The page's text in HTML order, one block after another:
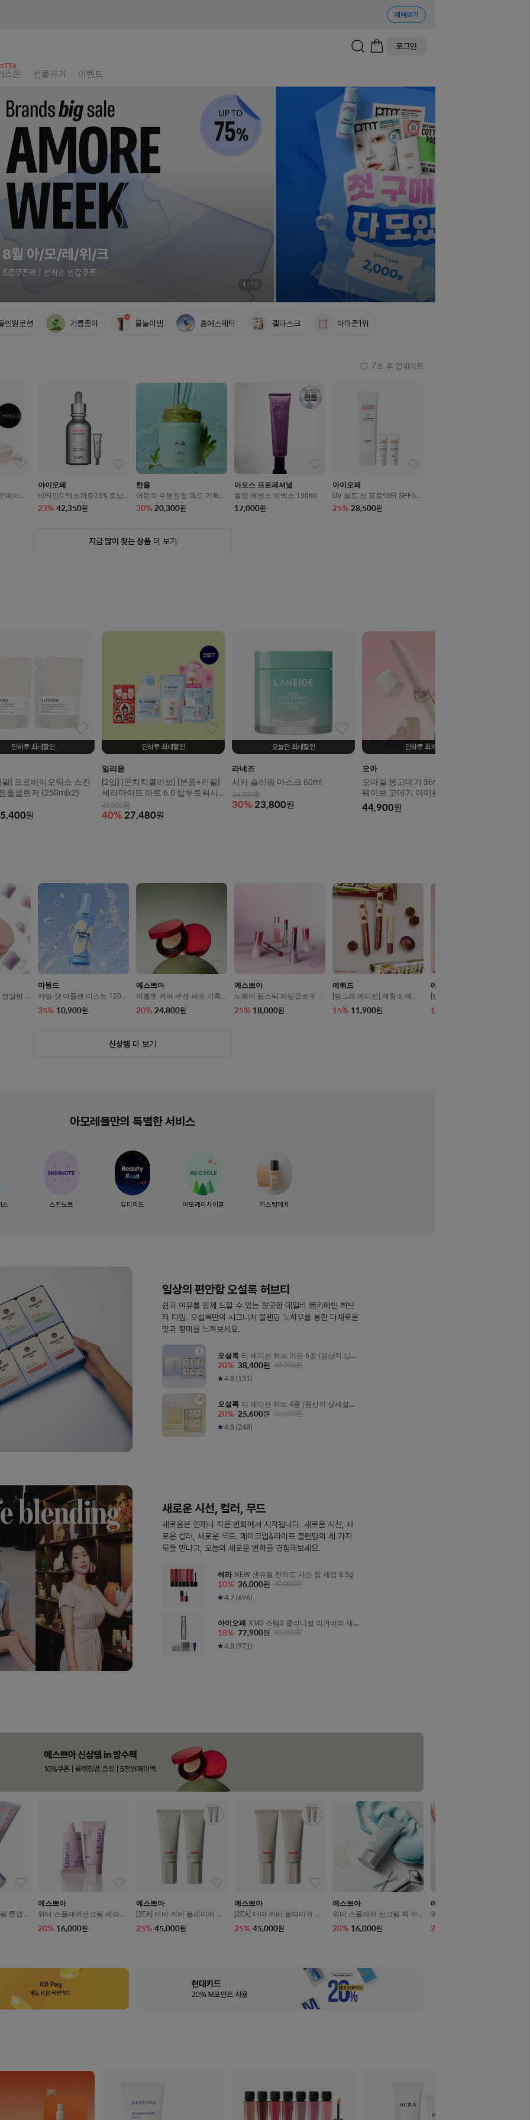
혜택보기
로그인
TEA
스온 선물하기 이벤트
2 / 16
8월 아/모/레/위/크
5종쿠폰팩 | 선착순 반값쿠폰
설화수, 데일리 리추얼
17%쿠폰 | 자음생3종&5천P페이백
올여름 헤라 베이스 루틴
10%쿠폰 | 폼&오일증정 | 샘플픽
카밍 샷 아줄렌 미스트
런칭특가 10,900원 | 앰플 증정
전문기관 시너지템 특집
최대 25% | 6종키트&5천P페이백
커버 톡 컨실러 팟 출시
컨실러 브러쉬 증정 | 5천원페이백
첫단계 장벽토너 장벽보습
5%쿠폰 | 캡슐토너&클렌징폼 증정
여름철 열감잡는 청량수분
최대37%| 5종키트&메쉬파우치 증정
프리메라 홈케어 겔마스크
7%쿠폰 | 굿즈 샘플픽 | 멤플쿠폰
라네즈 네오쿠션&클렌징
최대 40%| BEST 3종키트 증정
메타그린 바디리셋 챌린지
5%쿠폰 | 메타그린키트&1만P페이백
일리윤, 바캉스 케어
10%쿠폰| 아토3종키트&5천원페이백
아모레몰 E등급 GIFT
풋크림&괄사 + 1만원 기프트카드
여름의 무드 그대로
롤리타렘피카, 최대 75%OFF
8월 아/모/레/위/크
5종쿠폰팩 | 선착순 반값쿠폰
설화수, 데일리 리추얼
17%쿠폰 | 자음생3종&5천P페이백
올여름 헤라 베이스 루틴
10%쿠폰 | 폼&오일증정 | 샘플픽
카밍 샷 아줄렌 미스트
런칭특가 10,900원 | 앰플 증정
전문기관 시너지템 특집
최대 25% | 6종키트&5천P페이백
커버 톡 컨실러 팟 출시
컨실러 브러쉬 증정 | 5천원페이백
첫단계 장벽토너 장벽보습
5%쿠폰 | 캡슐토너&클렌징폼 증정
여름철 열감잡는 청량수분
최대37%| 5종키트&메쉬파우치 증정
프리메라 홈케어 겔마스크
7%쿠폰 | 굿즈 샘플픽 | 멤플쿠폰
라네즈 네오쿠션&클렌징
최대 40%| BEST 3종키트 증정
메타그린 바디리셋 챌린지
5%쿠폰 | 메타그린키트&1만P페이백
일리윤, 바캉스 케어
10%쿠폰| 아토3종키트&5천원페이백
아모레몰 E등급 GIFT
풋크림&괄사 + 1만원 기프트카드
여름의 무드 그대로
롤리타렘피카, 최대 75%OFF
8월 아/모/레/위/크
5종쿠폰팩 | 선착순 반값쿠폰
설화수, 데일리 리추얼
17%쿠폰 | 자음생3종&5천P페이백
올여름 헤라 베이스 루틴
10%쿠폰 | 폼&오일증정 | 샘플픽
카밍 샷 아줄렌 미스트
런칭특가 10,900원 | 앰플 증정
전문기관 시너지템 특집
최대 25% | 6종키트&5천P페이백
커버 톡 컨실러 팟 출시
컨실러 브러쉬 증정 | 5천원페이백
첫단계 장벽토너 장벽보습
5%쿠폰 | 캡슐토너&클렌징폼 증정
여름철 열감잡는 청량수분
최대37%| 5종키트&메쉬파우치 증정
프리메라 홈케어 겔마스크
7%쿠폰 | 굿즈 샘플픽 | 멤플쿠폰
라네즈 네오쿠션&클렌징
최대 40%| BEST 3종키트 증정
메타그린 바디리셋 챌린지
5%쿠폰 | 메타그린키트&1만P페이백
일리윤, 바캉스 케어
10%쿠폰| 아토3종키트&5천원페이백
아모레몰 E등급 GIFT
풋크림&괄사 + 1만원 기프트카드
여름의 무드 그대로
롤리타렘피카, 최대 75%OFF
인원로션 기름종이 물놀이템 홈에스테틱 겔마스크 아마존1위
6초 후 업데이트
데이션
아이오페
비타민C 엑스퍼트25% 토닝
앰플 23ml
23% 42,350원
한율
어린쑥 수분진정 패드 기획세
트 60매
30% 20,300원
아모스 프로페셔널
컬링 에센스 이엑스 150ml
17,000원
아이오페
UV 쉴드 선 프로텍터 SPF50
+/PA++++ 50ml
25% 28,500원
지금 많이 찾는 상품 더 보기
단하루 최대할인
] 프로바이오틱스 스킨
틀클렌저 (250mlx2)
원
단하루 최대할인
일리윤
[2입] [몬치치콜라보] [본품+리필]
세라마이드 아토 6.0 탑투토워시
(500ml+500ml)x2
45,800원
40% 27,480원
오늘만 최대할인
라네즈
시카 슬리핑 마스크 60ml
34,000원
30% 23,800원
단하루 최저가
오아
오마컬 봉고데기 36mm&40mm
웨이브 고데기 아이롱 헤어 볼륨
프리볼트
44,900원
컨실팟 4
마몽드
카밍 샷 아줄렌 미스트 120m
35% 10,900원
에스쁘아
비벨벳 커버 쿠션 퍼프 기획
20% 24,800원
에스쁘아
노웨어 립스틱 바밍글로우 3
25% 18,000원
에뛰드
[빙그레 에디션] 재창조 메이
15% 11,900원
에뛰드
[빙그레 에디션] 포근 픽싱 틴
15
신상템 더 보기
아모레몰만의 특별한 서비스
스 스킨노트 뷰티피드 아모레리사이클 커스텀매치
일상의 편안함 오설록 허브티
쉼과 여유를 함께 느낄 수 있는 향긋한 데일리 無카페인 허브
티 타임. 오설록만의 시그니처 블렌딩 노하우를 통한 다채로운
맛과 향미를 느껴보세요.
오설록 티 에디션 허브 가든 6종 (원산지:상세
설명참조)
20% 38,400원 48,000원
4.8 (131)
오설록 티 에디션 허브 4종 (원산지:상세설명
참조)
20% 25,600원 32,000원
4.8 (248)
새로운 시선, 컬러, 무드
새로움은 언제나 작은 변화에서 시작됩니다. 새로운 시선, 새
로운 컬러, 새로운 무드. 메이크업&라이프 블렌딩의 세 가지
룩을 만나고, 오늘의 새로운 변화를 경험해보세요.
헤라 NEW 센슈얼 틴티드 샤인 립 세럼 8.5g
10% 36,000원 40,000원
4.7 (696)
아이오페 XMD 스템3 클리니컬 리커버리 세럼
50ml
18% 77,900원 95,000원
4.8 (971)
톤업
에스쁘아
워터 스플래쉬선크림 세라마
20% 16,000원
에스쁘아
[2EA] 더마 커버 블레미쉬 밤
25% 45,000원
에스쁘아
[2EA] 더마 커버 블레미쉬 밤
+/PA++++
25% 45,000원
에스쁘아
워터 스플래쉬 선크림 퀵 수
20% 16,000원
에스쁘아
워터 스플래쉬 선크림 탠글로
20